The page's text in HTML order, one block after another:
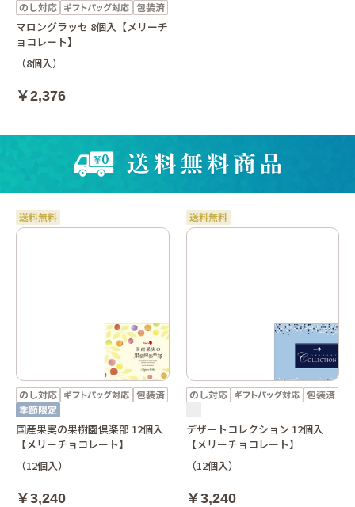
マロングラッセ 8個入【メリーチ
ョコレート】
（8個入）
￥2,376
国産果実の果樹園倶楽部 12個入
【メリーチョコレート】
（12個入）
￥3,240
デザートコレクション 12個入
【メリーチョコレート】
（12個入）
￥3,240